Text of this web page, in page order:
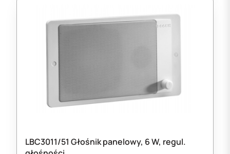
LBC3011/51 Głośnik panelowy, 6 W, regul.